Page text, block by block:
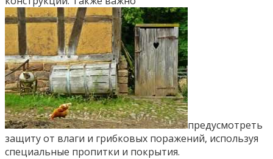
предусмотреть
защиту от влаги и грибковых поражений, используя
специальные пропитки и покрытия.